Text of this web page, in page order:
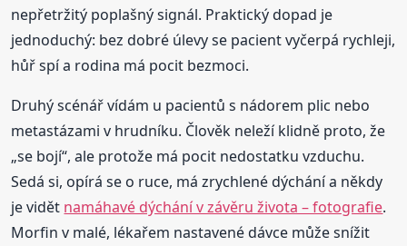
nepřetržitý poplašný signál. Praktický dopad je
jednoduchý: bez dobré úlevy se pacient vyčerpá rychleji,
hůř spí a rodina má pocit bezmoci.
Druhý scénář vídám u pacientů s nádorem plic nebo
metastázami v hrudníku. Člověk neleží klidně proto, že
„se bojí“, ale protože má pocit nedostatku vzduchu.
Sedá si, opírá se o ruce, má zrychlené dýchání a někdy
je vidět namáhavé dýchání v závěru života – fotografie.
Morfin v malé, lékařem nastavené dávce může snížit